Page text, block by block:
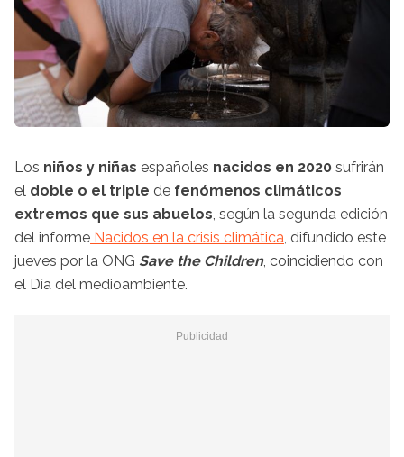
Los niños y niñas españoles nacidos en 2020 sufrirán
el doble o el triple de fenómenos climáticos
extremos que sus abuelos, según la segunda edición
del informe Nacidos en la crisis climática, difundido este
jueves por la ONG Save the Children, coincidiendo con
el Día del medioambiente.